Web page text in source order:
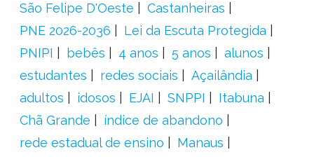
São Felipe D'Oeste
Castanheiras
PNE 2026-2036
Lei da Escuta Protegida
PNIPI
bebês 4 anos 5 anos
alunos
estudantes
redes sociais
Açailândia
adultos
idosos EJAI SNPPI
Itabuna
Chã Grande
índice de abandono
rede estadual de ensino
Manaus